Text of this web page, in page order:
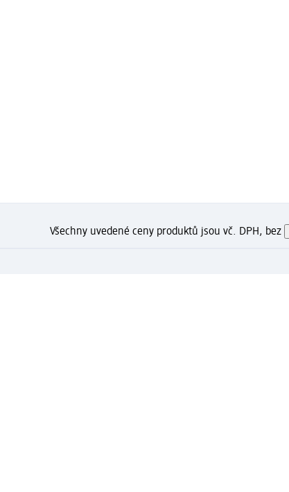
Všechny uvedené ceny produktů jsou vč. DPH, bez